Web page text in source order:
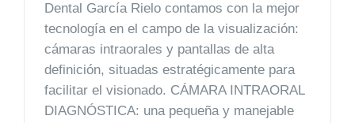
Dental García Rielo contamos con la mejor
tecnología en el campo de la visualización:
cámaras intraorales y pantallas de alta
definición, situadas estratégicamente para
facilitar el visionado. CÁMARA INTRAORAL
DIAGNÓSTICA: una pequeña y manejable